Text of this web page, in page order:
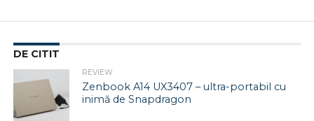
DE CITIT
REVIEW
Zenbook A14 UX3407 – ultra-portabil cu
inimă de Snapdragon